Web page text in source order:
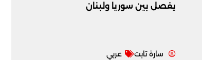
يفصل بين سوريا ولبنان
سارة تابت عربي